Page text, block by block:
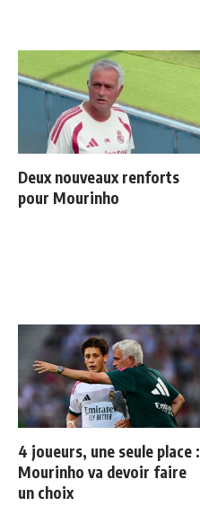
Deux nouveaux renforts
pour Mourinho
4 joueurs, une seule place :
Mourinho va devoir faire
un choix